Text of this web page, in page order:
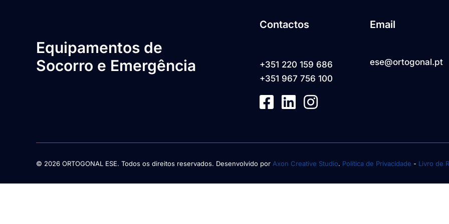
Equipamentos de
Socorro e Emergência
Contactos
+351 220 159 686
+351 967 756 100
Email
ese@ortogonal.pt
© 2026 ORTOGONAL ESE. Todos os direitos reservados. Desenvolvido por Axon Creative Studio. Política de Privacidade - Livro de